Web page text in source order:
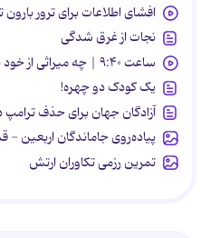
افشای اطلاعات برای ترور بارون
نجات از غرق شدگی
ساعت ۹:۴۰ | چه میراثی از خود به جای گذاشت؟
یک کودک دو چهره!
آزادگان جهان برای حذف
پیاده‌روی جاماندگان اربعین -
تمرین رزمی تکاوران ارتش